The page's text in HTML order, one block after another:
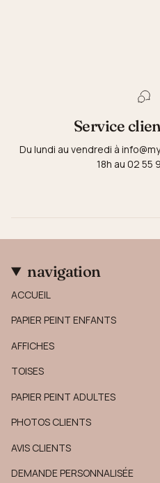
Service
Du lundi au vendredi à
18h au 02 55
navigation
ACCUEIL
PAPIER PEINT ENFANTS
AFFICHES
TOISES
PAPIER PEINT ADULTES
PHOTOS CLIENTS
AVIS CLIENTS
DEMANDE PERSONNALISÉE